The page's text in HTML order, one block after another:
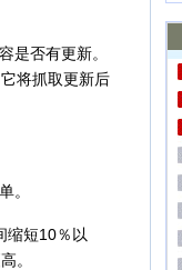
否有更新。
将抓取更新后
。
短10％以
。